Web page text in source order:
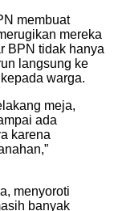
membuat
mereka
BPN tidak hanya
langsung ke
warga.
meja,
ada
karena
menyoroti
banyak